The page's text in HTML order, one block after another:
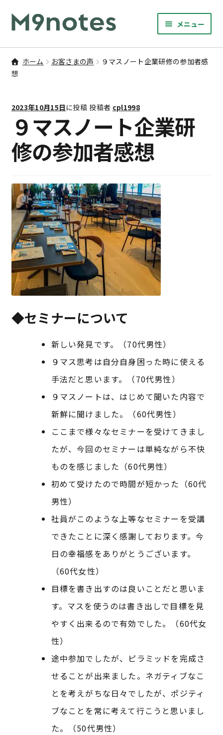
ナ
ビ
ゲ
ー
シ
へ
ス
キ
ッ
コ
ン
テ
ン
ツ
キ
ッ
プ
メニュー
9マスノート
サ
ブ
を
展
書籍・文具・雑貨
ュ
研修
メ
M9notesのこと
お問い合わせ
アカウント
ご利用案内
特定商取引法に基づく表記
プライバシーポリシー
ホーム お客さまの声
９マスノート企業研修の参加者感
想
2023年10月15日 に投稿 投稿者 cpl1998
９マスノート企業研
修の参加者感想
◆セミナーについて
新しい発見です。（70代男性）
９マス思考は自分自身困った時に使える
手法だと思います。（70代男性）
９マスノートは、はじめて聞いた内容で
新鮮に聞けました。（60代男性）
ここまで様々なセミナーを受けてきまし
たが、今回のセミナーは単純ながら不快
ものを感じました（60代男性）
初めて受けたので時間が短かった（60代
男性）
社員がこのような上等なセミナーを受講
できたことに深く感謝しております。今
日の幸福感をありがとうございます。
（60代女性）
目標を書き出すのは良いことだと思いま
す。マスを使うのは書き出しで目標を見
やすく出来るので有効でした。（60代女
性）
途中参加でしたが、ピラミッドを完成さ
せることが出来ました。ネガティブなこ
とを考えがちな日々でしたが、ポジティ
ブなことを常に考えて行こうと思いまし
た。（50代男性）